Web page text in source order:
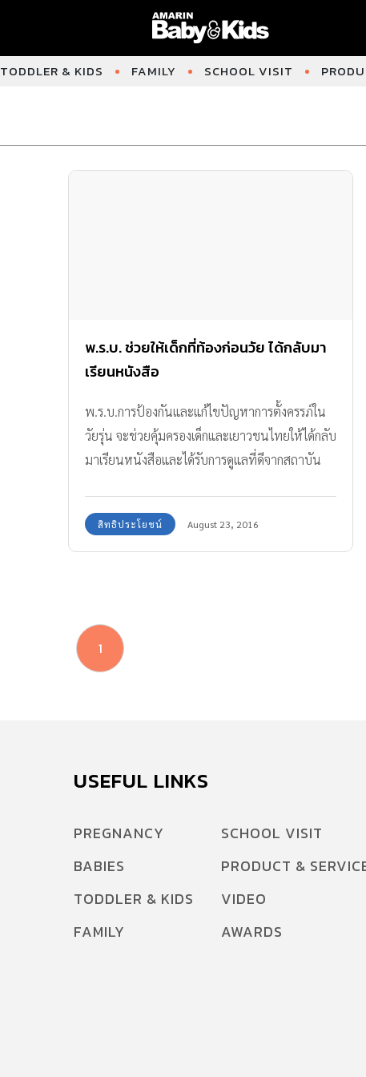
TODDLER & KIDS FAMILY SCHOOL VISIT
พ.ร.บ. ช่วยให้เด็กที่ท้องก่อนวัย ได้กลับมา
เรียนหนังสือ
พ.ร.บ.การป้องกันและแก้ไขปัญหาการตั้งครรภ์ใน
วัยรุ่น จะช่วยคุ้มครองเด็กและเยาวชนไทยให้ได้กลับ
มาเรียนหนังสือและได้รับการดูแลที่ดีจากสถาบัน
ปัญหาการตั้งครรภ์ในวัยรุ่น ได้แก่..
สิทธิประโยชน์ August 23, 2016
1
USEFUL LINKS
PREGNANCY
BABIES
TODDLER & KIDS
FAMILY
SCHOOL VISIT
PRODUCT &
VIDEO
AWARDS